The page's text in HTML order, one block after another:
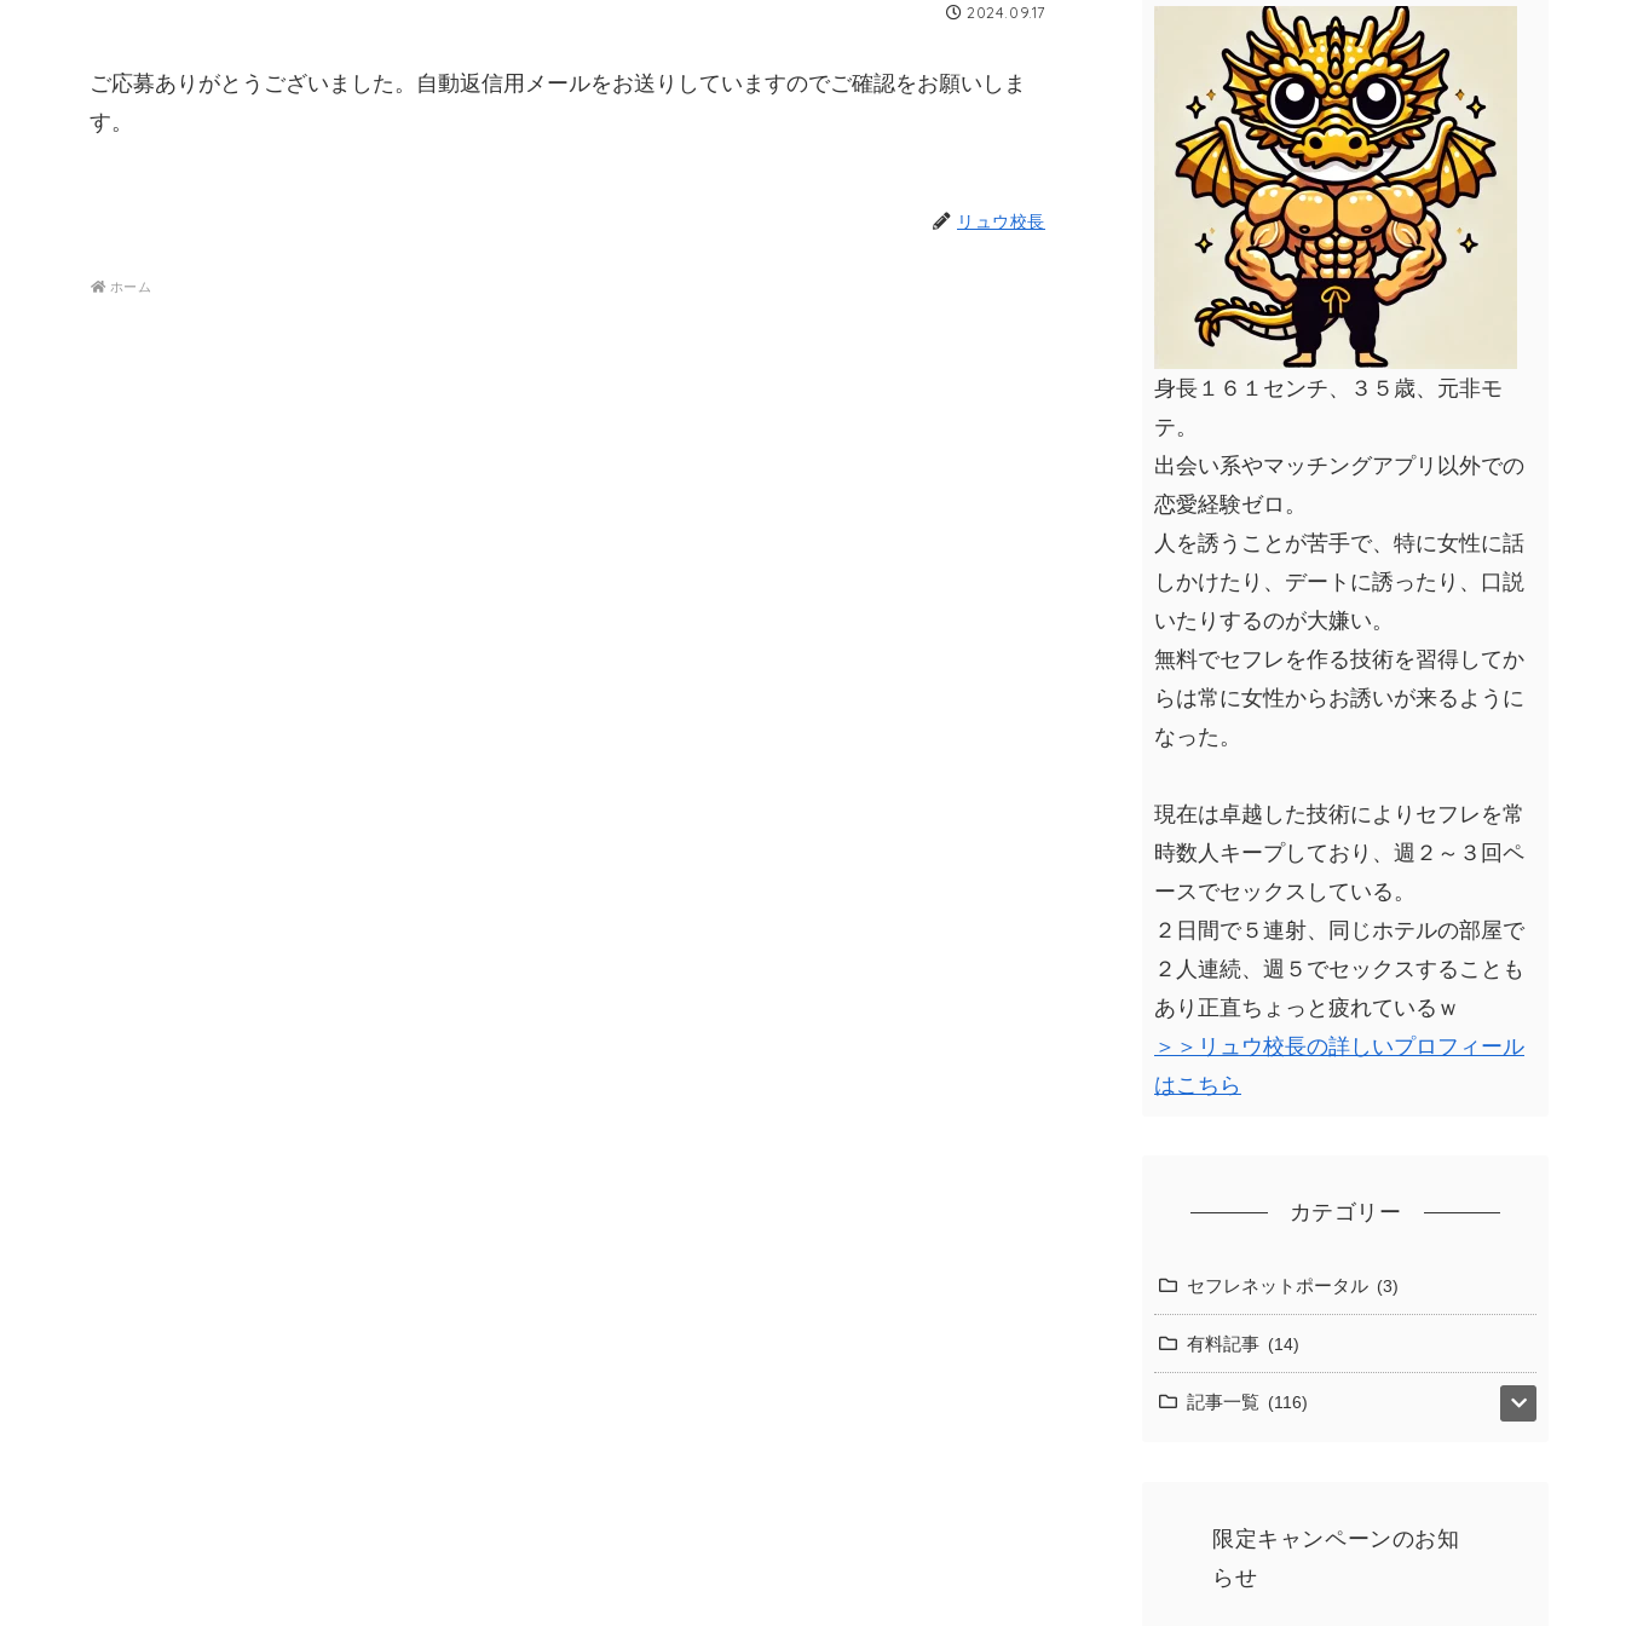
2024.09.17
ご応募ありがとうございました。自動返信用メールをお送りしていますのでご確認をお願いしま
す。
リュウ校長
ホーム
身長１６１センチ、３５歳、元非モ
テ。
出会い系やマッチングアプリ以外での
恋愛経験ゼロ。
人を誘うことが苦手で、特に女性に話
しかけたり、デートに誘ったり、口説
いたりするのが大嫌い。
無料でセフレを作る技術を習得してか
らは常に女性からお誘いが来るように
なった。
現在は卓越した技術によりセフレを常
時数人キープしており、週２～３回ペ
ースでセックスしている。
２日間で５連射、同じホテルの部屋で
２人連続、週５でセックスすることも
あり正直ちょっと疲れているｗ
＞＞リュウ校長の詳しいプロフィール
はこちら
カテゴリー
セフレネットポータル 3
有料記事 14
記事一覧 116
限定キャンペーンのお知
らせ